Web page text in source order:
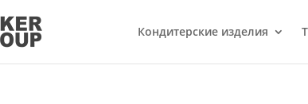
Кондитерcкие изделия